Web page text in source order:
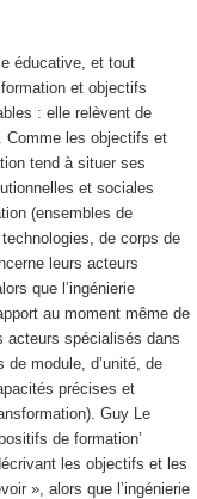
éducative, et tout
et objectifs
: elle relèvent de
Comme les objectifs et
tend à situer ses
et sociales
(ensembles de
de corps de
leurs acteurs
que l’ingénierie
au moment même de
acteurs spécialisés dans
module, d’unité, de
précises et
Guy Le
de formation’
les objectifs et les
», alors que l’ingénierie